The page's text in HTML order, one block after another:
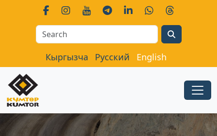
Кыргызча Русский English